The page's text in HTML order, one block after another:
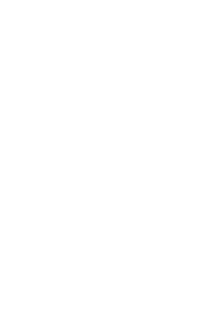
vos marques